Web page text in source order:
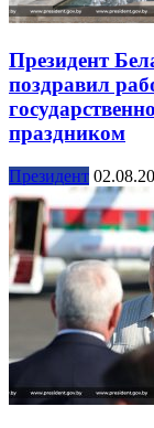
Президент
поздравил
праздником
Президент